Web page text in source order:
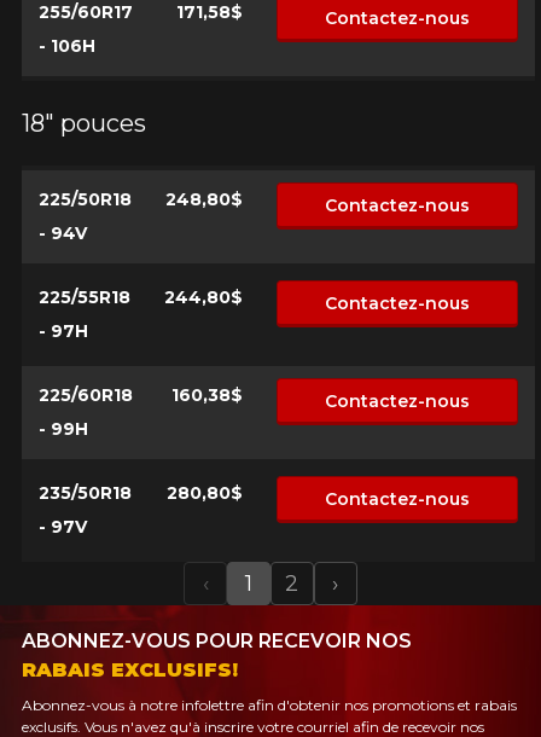
255/60R17
- 106H
171,58$ Contactez-nous
18" pouces
225/50R18
- 94V
248,80$ Contactez-nous
225/55R18
- 97H
244,80$ Contactez-nous
225/60R18
- 99H
160,38$ Contactez-nous
235/50R18
- 97V
280,80$ Contactez-nous
Previous
‹ 1 2 Next
›
ABONNEZ-VOUS POUR RECEVOIR NOS
RABAIS EXCLUSIFS!
Abonnez-vous à notre infolettre afin d'obtenir nos promotions et rabais
exclusifs. Vous n'avez qu'à inscrire votre courriel afin de recevoir nos